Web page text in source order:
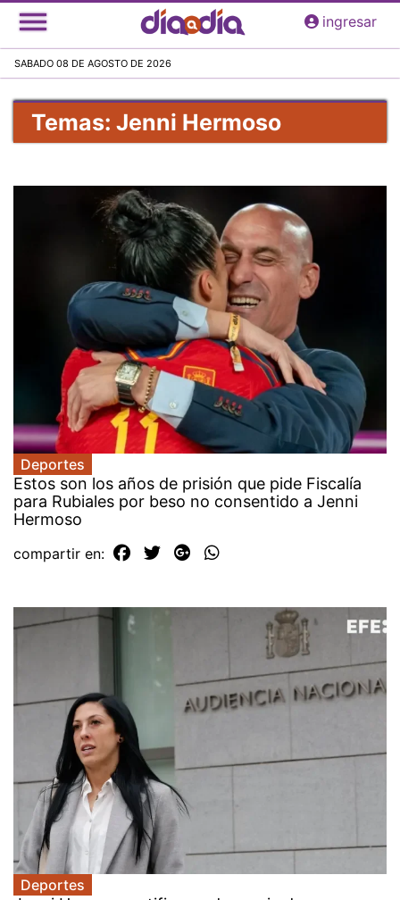
Pasar
al
principal
ingresar
SABADO 08 DE AGOSTO DE 2026
Temas: Jenni Hermoso
Deportes
Estos son los años de prisión que pide Fiscalía
para Rubiales por beso no consentido a Jenni
Hermoso
compartir en:
Deportes